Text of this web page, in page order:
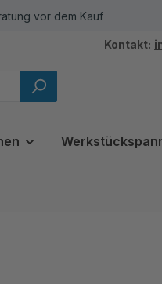
vor dem Kauf
Kontakt: